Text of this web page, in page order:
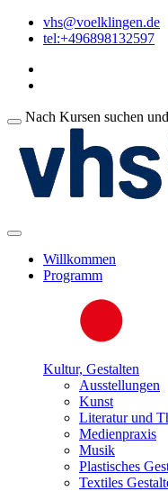
vhs@voelklingen.de
tel:+496898132597
Nach Kursen suchen
Willkommen
Programm
Kultur, Gestalten
Ausstellungen
Kunst
Literatur und
Medienpraxis
Musik
Plastisches
Textiles